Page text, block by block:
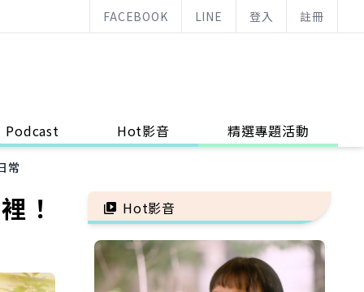
FACEBOOK LINE 登入 註冊
Podcast Hot影音 精選專題活動
常
！
Hot影音